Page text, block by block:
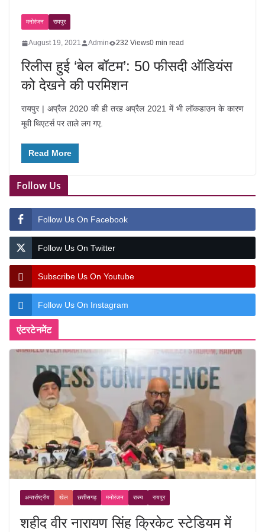
मनोरंजन रायपुर
August 19, 2021 Admin 232 Views0 min read
रिलीस हुई ‘बेल बॉटम’: 50 फीसदी ऑडियंस
को देखने की परमिशन
रायपुर | अप्रैल 2020 की ही तरह अप्रैल 2021 में भी लॉकडाउन के कारण
मूवी थिएटर्स पर ताले लग गए.
Read More
Follow Us
Follow Us On Facebook
Follow Us On Twitter
Subscribe Us On Youtube
Follow Us On Instagram
एंटरटेनमेंट
अन्तर्राष्ट्रीय खेल छत्तीसगढ़ मनोरंजन राज्य रायपुर
शहीद वीर नारायण सिंह क्रिकेट स्टेडियम में